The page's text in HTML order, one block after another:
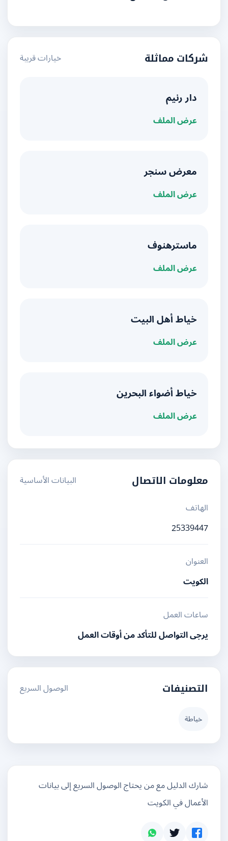
شركات مماثلة خيارات قريبة
دار رنيم
عرض الملف
معرض سنجر
عرض الملف
ماسترهنوف
عرض الملف
خياط أهل البيت
عرض الملف
خياط أضواء البحرين
عرض الملف
معلومات الاتصال
البيانات الأساسية
الهاتف
25339447
العنوان
الكويت
ساعات العمل
يرجى التواصل للتأكد من أوقات العمل
التصنيفات الوصول السريع
شارك الدليل مع من يحتاج الوصول السريع إلى بيانات
الأعمال في الكويت